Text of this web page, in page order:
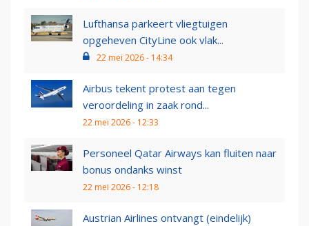
Lufthansa parkeert vliegtuigen
opgeheven CityLine ook vlak...
22 mei 2026 - 14:34
Airbus tekent protest aan tegen
veroordeling in zaak rond...
22 mei 2026 - 12:33
Personeel Qatar Airways kan fluiten naar
bonus ondanks winst
22 mei 2026 - 12:18
Austrian Airlines ontvangt (eindelijk)